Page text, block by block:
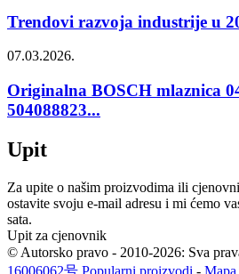
Trendovi razvoja industrije u
07.03.2026.
Originalna BOSCH mlaznica
504088823...
Upit
Za upite o našim proizvodima ili
ostavite svoju e-mail adresu i mi ćemo
sata.
Upit za cjenovnik
© Autorsko pravo - 2010-2026: Sva
16006062号 Popularni proizvodi - Mapa